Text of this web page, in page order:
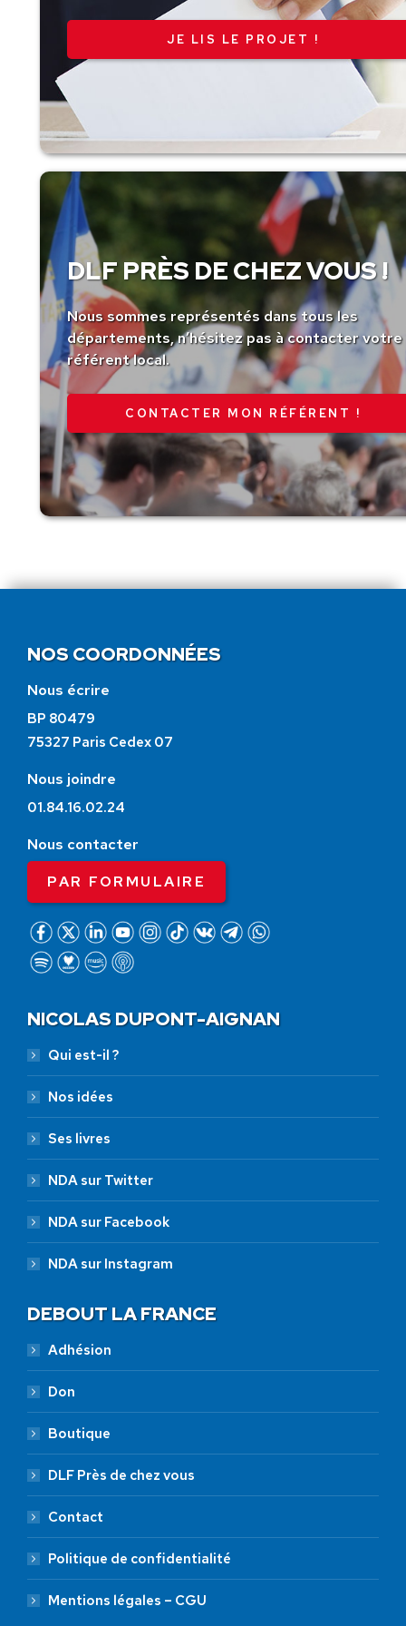
JE LIS LE PROJET !
DLF PRÈS DE CHEZ VOUS !
Nous sommes représentés dans tous les
départements, n’hésitez pas à contacter votre
référent local.
CONTACTER MON RÉFÉRENT !
NOS COORDONNÉES
Nous écrire
BP 80479
75327 Paris Cedex 07
Nous joindre
01.84.16.02.24
Nous contacter
PAR FORMULAIRE
NICOLAS DUPONT-AIGNAN
Qui est-il ?
Nos idées
Ses livres
NDA sur Twitter
NDA sur Facebook
NDA sur Instagram
DEBOUT LA FRANCE
Adhésion
Don
Boutique
DLF Près de chez vous
Contact
Politique de confidentialité
Mentions légales – CGU